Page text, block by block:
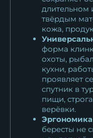
длительном
твёрдым
кожа,
форма
охоты,
кухни,
проявляет
спутник в
пищи,
верёвки.
бересты не